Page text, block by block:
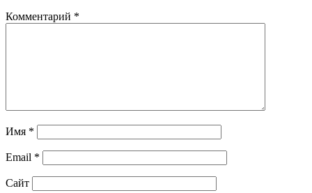
Комментарий *
Имя *
Email *
Сайт